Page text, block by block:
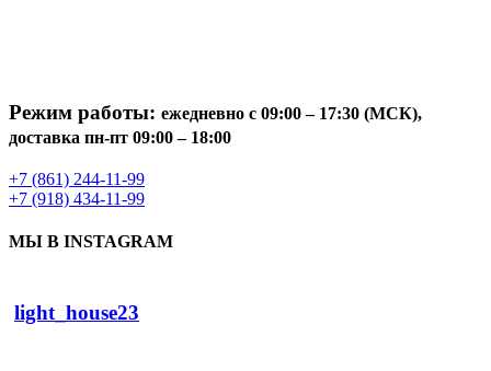
Режим работы: ежедневно с 09:00 – 17:30 (МСК),
доставка пн-пт 09:00 – 18:00
+7 (861) 244-11-99
+7 (918) 434-11-99
МЫ В INSTAGRAM
light_house23